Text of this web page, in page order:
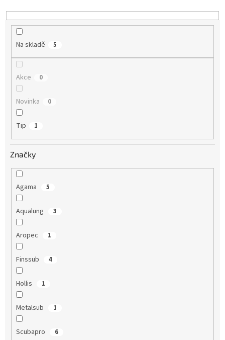
u
Na skladě 5
Akce 0
Novinka 0
Tip 1
Značky
Agama 5
Aqualung 3
Aropec 1
Finssub 4
Hollis 1
Metalsub 1
Scubapro 6